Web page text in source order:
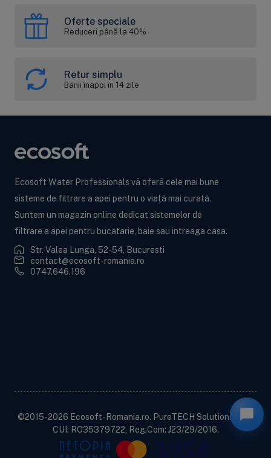
Oferte speciale
Reduceri până la 40%
Retur simplu
Banii înapoi în 14 zile
Ecosoft Water Professionals vă oferă cele mai bune
sisteme de filtrare a apei pentru o viață mai curată.
Suntem un magazin online dedicat sistemelor de
filtrare a apei pentru bucatarie, baie sau intreaga casa.
Str. Valea Lunga, 52-54, Bucuresti
contact@ecosoft-romania.ro
0747.646.196
©2015-2026 Ecosoft-Romania.ro. PureTECH Solutions SRL,
CUI: RO35379722, Reg.Com: J23/29/2016.